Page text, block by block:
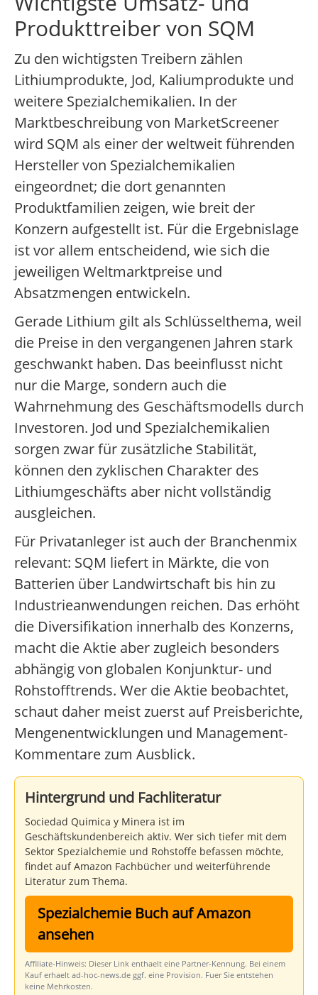
Produkttreiber von SQM
Zu den wichtigsten Treibern zählen
Lithiumprodukte, Jod, Kaliumprodukte und
weitere Spezialchemikalien. In der
Marktbeschreibung von MarketScreener
wird SQM als einer der weltweit führenden
Hersteller von Spezialchemikalien
eingeordnet; die dort genannten
Produktfamilien zeigen, wie breit der
Konzern aufgestellt ist. Für die Ergebnislage
ist vor allem entscheidend, wie sich die
jeweiligen Weltmarktpreise und
Absatzmengen entwickeln.
Gerade Lithium gilt als Schlüsselthema, weil
die Preise in den vergangenen Jahren stark
geschwankt haben. Das beeinflusst nicht
nur die Marge, sondern auch die
Wahrnehmung des Geschäftsmodells durch
Investoren. Jod und Spezialchemikalien
sorgen zwar für zusätzliche Stabilität,
können den zyklischen Charakter des
Lithiumgeschäfts aber nicht vollständig
ausgleichen.
Für Privatanleger ist auch der Branchenmix
relevant: SQM liefert in Märkte, die von
Batterien über Landwirtschaft bis hin zu
Industrieanwendungen reichen. Das erhöht
die Diversifikation innerhalb des Konzerns,
macht die Aktie aber zugleich besonders
abhängig von globalen Konjunktur- und
Rohstofftrends. Wer die Aktie beobachtet,
schaut daher meist zuerst auf Preisberichte,
Mengenentwicklungen und Management-
Kommentare zum Ausblick.
Hintergrund und Fachliteratur
Sociedad Quimica y Minera ist im
Geschäftskundenbereich aktiv. Wer sich tiefer mit dem
Sektor Spezialchemie und Rohstoffe befassen möchte,
findet auf Amazon Fachbücher und weiterführende
Literatur zum Thema.
Spezialchemie Buch auf Amazon
ansehen
Affiliate-Hinweis: Dieser Link enthaelt eine Partner-Kennung. Bei einem
Kauf erhaelt ad-hoc-news.de ggf. eine Provision. Fuer Sie entstehen
keine Mehrkosten.